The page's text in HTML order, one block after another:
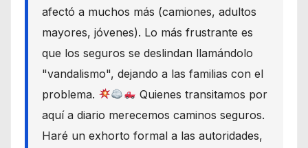
afectó a muchos más (camiones, adultos
mayores, jóvenes). Lo más frustrante es
que los seguros se deslindan llamándolo
"vandalismo", dejando a las familias con el
problema.
Quienes transitamos por
aquí a diario merecemos caminos seguros.
Haré un exhorto formal a las autoridades,